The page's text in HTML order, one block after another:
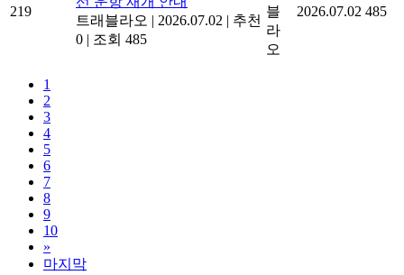
219
트래블라오 | 2026.07.02 | 추천
0 | 조회 485
블
라
오
2026.07.02 485
1
2
3
4
5
6
7
8
9
10
»
마지막